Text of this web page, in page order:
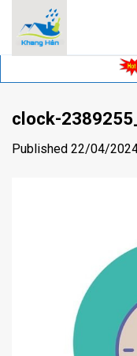
content
clock-
Published 22/04/